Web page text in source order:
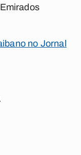
no Jornal